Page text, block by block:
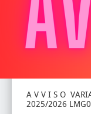
A V V I S O
2025/2026